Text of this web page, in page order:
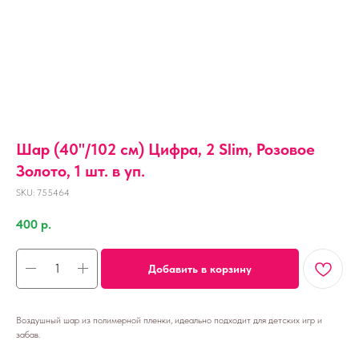
Шар (40''/102 см) Цифра, 2 Slim, Розовое
Золото, 1 шт. в уп.
SKU: 755464
400 р.
Добавить в корзину
Воздушный шар из полимерной пленки, идеально подходит для детских игр и
забав.